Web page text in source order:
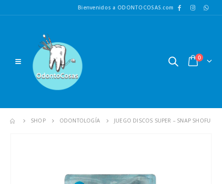
Bienvenidos a ODONTOCOSAS.com
0
SHOP ODONTOLOGÍA JUEGO DISCOS SUPER – SNAP SHOFU